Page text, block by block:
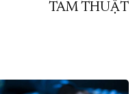
TAM THUẬT